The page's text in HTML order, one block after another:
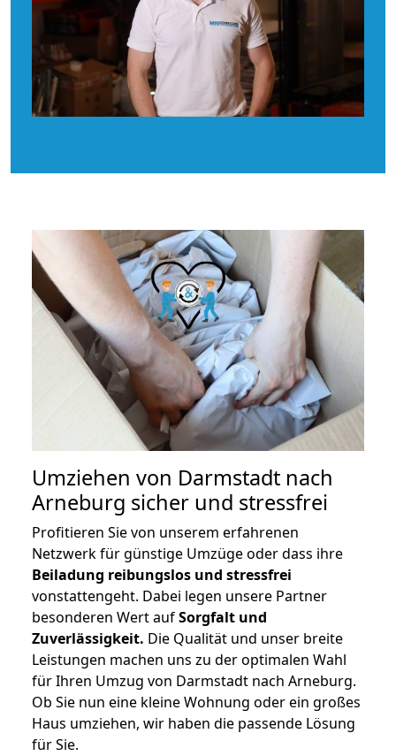
Umziehen von Darmstadt nach
Arneburg sicher und stressfrei
Profitieren Sie von unserem erfahrenen
Netzwerk für günstige Umzüge oder dass ihre
Beiladung reibungslos und stressfrei
vonstattengeht. Dabei legen unsere Partner
besonderen Wert aufSorgfalt und
Zuverlässigkeit. Die Qualität und unser breite
Leistungen machen uns zu der optimalen Wahl
für Ihren Umzug von Darmstadt nach Arneburg.
Ob Sie nun eine kleine Wohnung oder ein großes
Haus umziehen, wir haben die passende Lösung
für Sie.